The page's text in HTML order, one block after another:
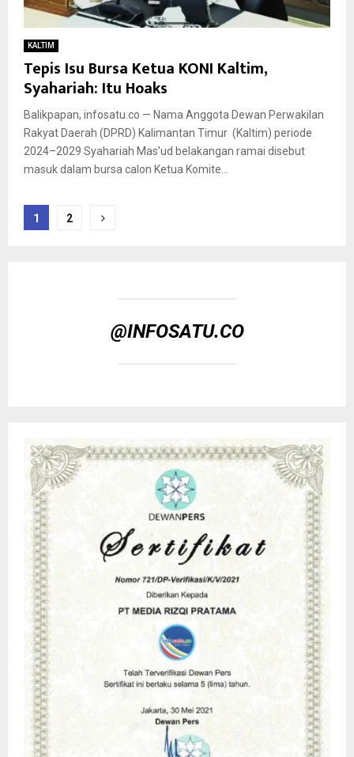
KALTIM
Tepis Isu Bursa Ketua KONI Kaltim,
Syahariah: Itu Hoaks
Balikpapan, infosatu.co — Nama Anggota Dewan Perwakilan
Rakyat Daerah (DPRD) Kalimantan Timur (Kaltim) periode
2024–2029 Syahariah Mas’ud belakangan ramai disebut
masuk dalam bursa calon Ketua Komite...
Paginasi
1 2
@INFOSATU.CO